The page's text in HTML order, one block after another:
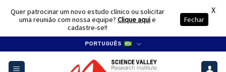
content
PORTUGUÊS
Quer patrocinar um novo estudo clínico ou solicitar
uma reunião com nossa equipe? Clique aquie
cadastre-se!!
Fechar
X